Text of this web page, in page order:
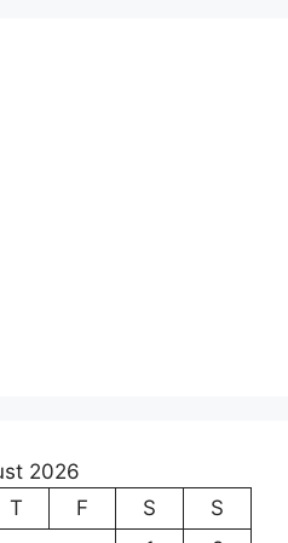
2026
T F S
S